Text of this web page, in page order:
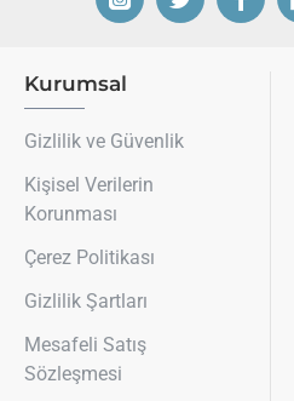
Kurumsal
Gizlilik ve Güvenlik
Kişisel Verilerin
Korunması
Çerez Politikası
Gizlilik Şartları
Mesafeli Satış
Sözleşmesi